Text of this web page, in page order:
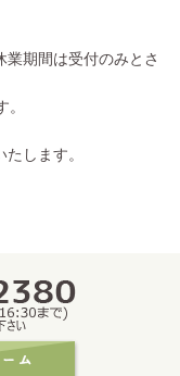
期間は受付のみとさ
します。